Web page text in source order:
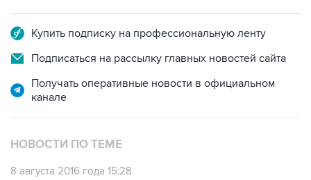
Купить подписку на профессиональную ленту
Подписаться на рассылку главных новостей сайта
Получать оперативные новости в официальном
канале
НОВОСТИ ПО ТЕМЕ
8 августа 2016 года 15:28